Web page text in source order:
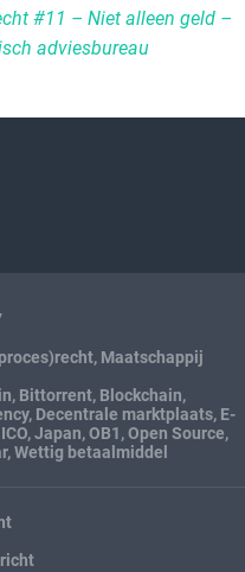
#11 – Niet alleen geld –
adviesbureau
, Maatschappij
, Bittorrent, Blockchain,
, Decentrale marktplaats, E-
ICO,Japan,OB1,Open Source,
,Wettig betaalmiddel